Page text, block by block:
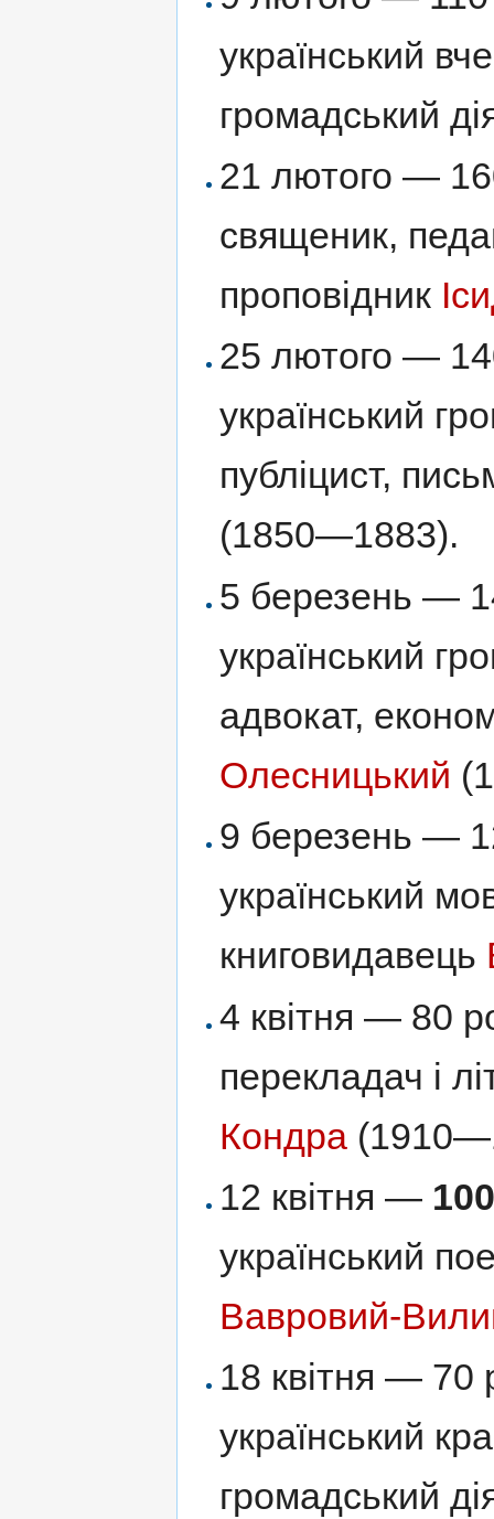
український
громадський
21 лютого —
священик,
проповідник
25 лютого —
український
публіцист,
(1850—1883).
5 березень —
український
адвокат,
Олесницький
9 березень —
український
книговидавець
4 квітня — 80
перекладач і
Кондра
12 квітня —
український
Вавровий-
18 квітня — 70
український
громадський